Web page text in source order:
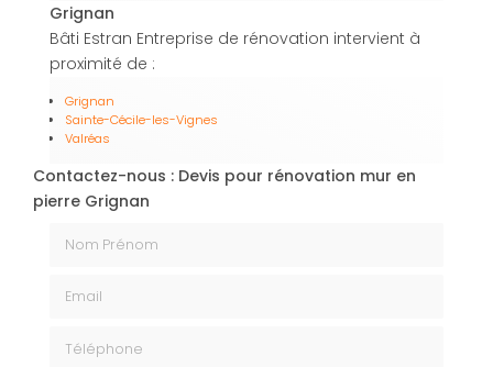
Grignan
Bâti Estran Entreprise de rénovation intervient à
proximité de :
Grignan
Sainte-Cécile-les-Vignes
Valréas
Contactez-nous : Devis pour rénovation mur en
pierre Grignan
Nom Prénom
Email
Téléphone